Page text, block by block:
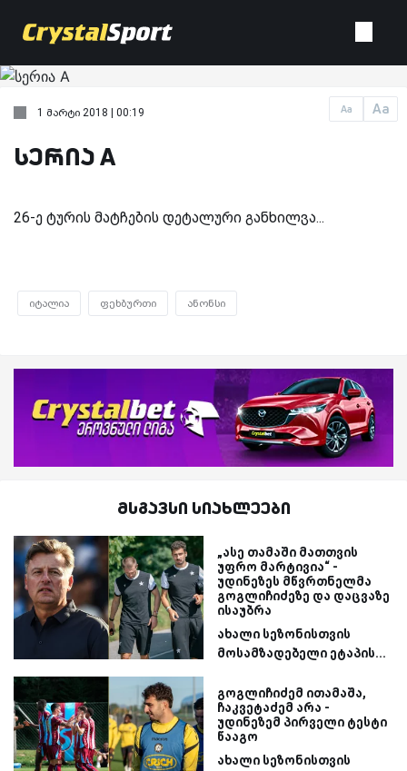
Aa Aa
1 მარტი 2018 | 00:19
სერია A
26-ე ტურის მატჩების დეტალური განხილვა...
იტალია ფეხბურთი ანონსი
მსგავსი სიახლეები
„ასე თამაში მათთვის
უფრო მარტივია“ -
უდინეზეს მწვრთნელმა
გოგლიჩიძეზე და დაცვაზე
ისაუბრა
ახალი სეზონისთვის
მოსამზადებელი ეტაპის...
გოგლიჩიძემ ითამაშა,
ჩაკვეტაძემ არა -
უდინეზემ პირველი ტესტი
წააგო
ახალი სეზონისთვის